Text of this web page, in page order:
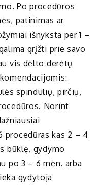
Po procedūros
patinimas ar
išnyksta per 1 –
grįžti prie savo
vis dėlto derėtų
spindulių, pirčių,
Norint
procedūras kas 2 – 4
būklę, gydymo
po 3 – 6 mėn. arba
gydytoja